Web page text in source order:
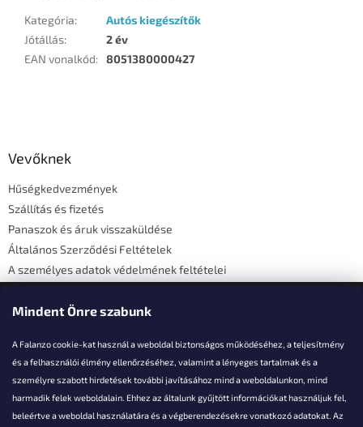
Mindent Önre szabunk
A Falanzo cookie-kat használ a weboldal biztonságos működéséhez, a teljesítmény
és a felhasználói élmény ellenőrzéséhez, valamint a lényeges tartalmak és a
személyre szabott hirdetések további javításához mind a weboldalunkon, mind
harmadik felek weboldalain. Ehhez az általunk gyűjtött információkat használjuk fel,
beleértve a weboldal használatára és a végberendezésekre vonatkozó adatokat. Az
Kategória:
Autós kiegészítők
Jótállás:
2 év
EAN vonalkód: 8051380000427
Vevőknek
Hűségkedvezmények
Szállítás és fizetés
Panaszok és áruk visszaküldése
Általános Szerződési Feltételek
A személyes adatok védelmének feltételei
Elérhetőségi adatok
Akarsz kérdezni valamit?
info@falanzo.hu